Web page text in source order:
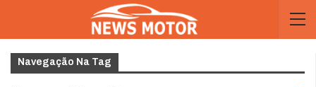
Navegação Na Tag